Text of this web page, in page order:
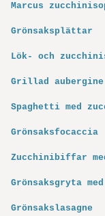
Marcus
Grönsaksplättar
Lök- och
Grillad
Spaghetti med
Grönsaksfocaccia
Zucchinibiffar
Grönsaksgryta
Grönsakslasagne